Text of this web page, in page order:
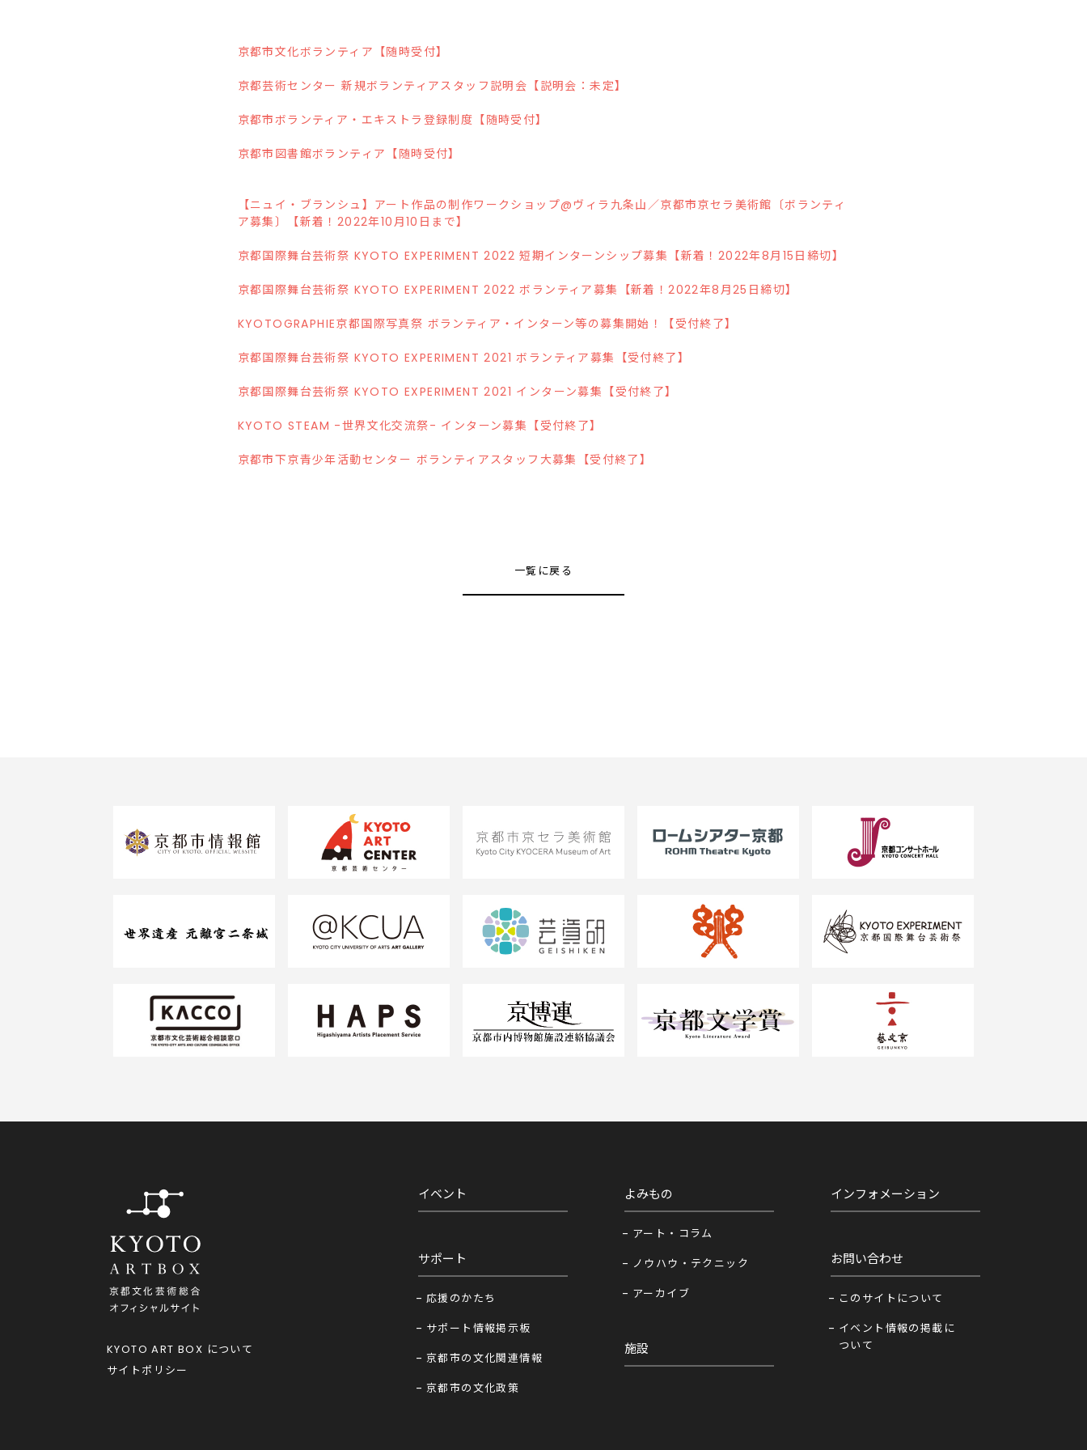
京都市文化ボランティア【随時受付】
京都芸術センター 新規ボランティアスタッフ説明会【説明会：未定】
京都市ボランティア・エキストラ登録制度【随時受付】
京都市図書館ボランティア【随時受付】
【ニュイ・ブランシュ】アート作品の制作ワークショップ@ヴィラ九条山／京都市京セラ美術館〔ボランティ
ア募集〕【新着！2022年10月10日まで】
京都国際舞台芸術祭 KYOTO EXPERIMENT 2022 短期インターンシップ募集【新着！2022年8月15日締切】
京都国際舞台芸術祭 KYOTO EXPERIMENT 2022 ボランティア募集【新着！2022年8月25日締切】
KYOTOGRAPHIE京都国際写真祭 ボランティア・インターン等の募集開始！【受付終了】
京都国際舞台芸術祭 KYOTO EXPERIMENT 2021 ボランティア募集【受付終了】
京都国際舞台芸術祭 KYOTO EXPERIMENT 2021 インターン募集【受付終了】
KYOTO STEAM -世界文化交流祭- インターン募集【受付終了】
京都市下京青少年活動センター ボランティアスタッフ大募集【受付終了】
一覧に戻る
KYOTO ART BOX について
サイトポリシー
イベント
サポート
応援のかたち
サポート情報掲示板
京都市の文化関連情報
京都市の文化政策
よみもの
アート・コラム
ノウハウ・テクニック
アーカイブ
施設
インフォメーション
お問い合わせ
このサイトについて
イベント情報の掲載に
ついて